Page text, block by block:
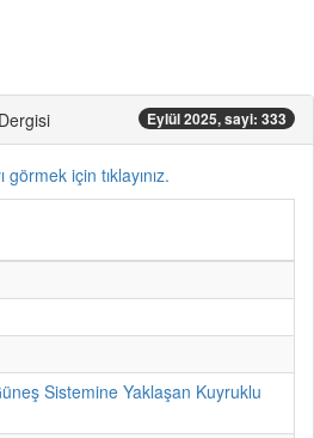
Eylül 2025, sayi: 333
görmek için tıklayınız.
Sistemine Yaklaşan Kuyruklu